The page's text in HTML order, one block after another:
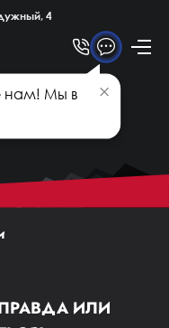
4
нам! Мы в
ИЛИ